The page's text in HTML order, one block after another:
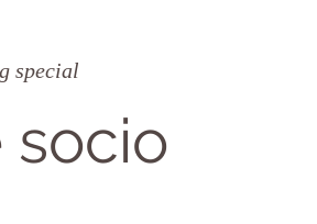
special
socio